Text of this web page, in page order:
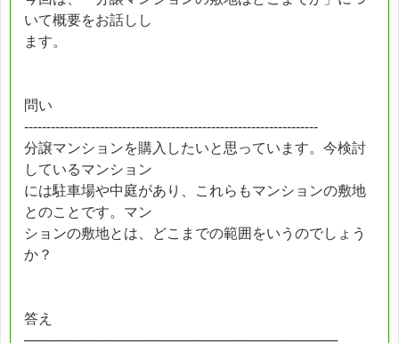
いて概要をお話しし
ます。
問い
------------------------------------------------------------------
分譲マンションを購入したいと思っています。今検討
しているマンション
には駐車場や中庭があり、これらもマンションの敷地
とのことです。マン
ションの敷地とは、どこまでの範囲をいうのでしょう
か？
答え
────────────────────────────────